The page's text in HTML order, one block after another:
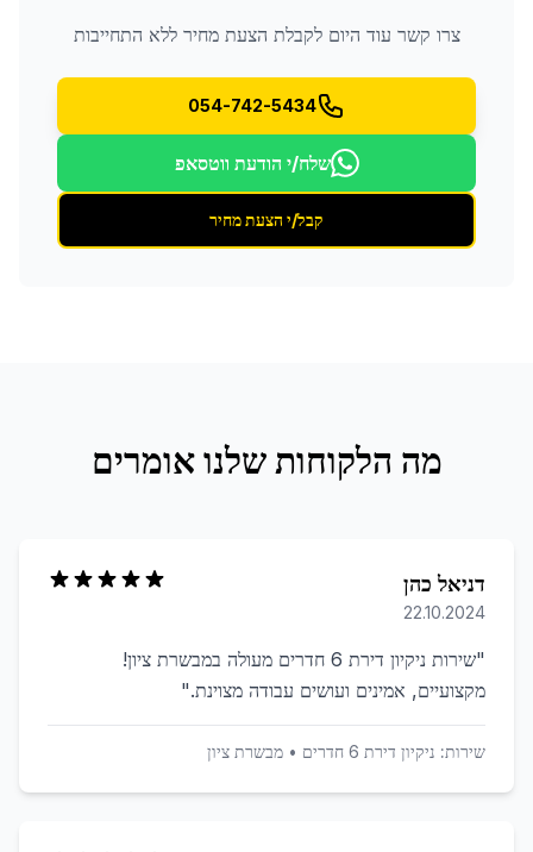
צרו קשר עוד היום לקבלת הצעת מחיר ללא התחייבות
054-742-5434
שלח/י הודעת ווטסאפ
קבל/י הצעת מחיר
מה הלקוחות שלנו אומרים
דניאל כהן
22.10.2024
"
שירות ניקיון דירת 6 חדרים מעולה במבשרת ציון!
מקצועיים, אמינים ועושים עבודה מצוינת."
שירות: ניקיון דירת 6 חדרים • מבשרת ציון